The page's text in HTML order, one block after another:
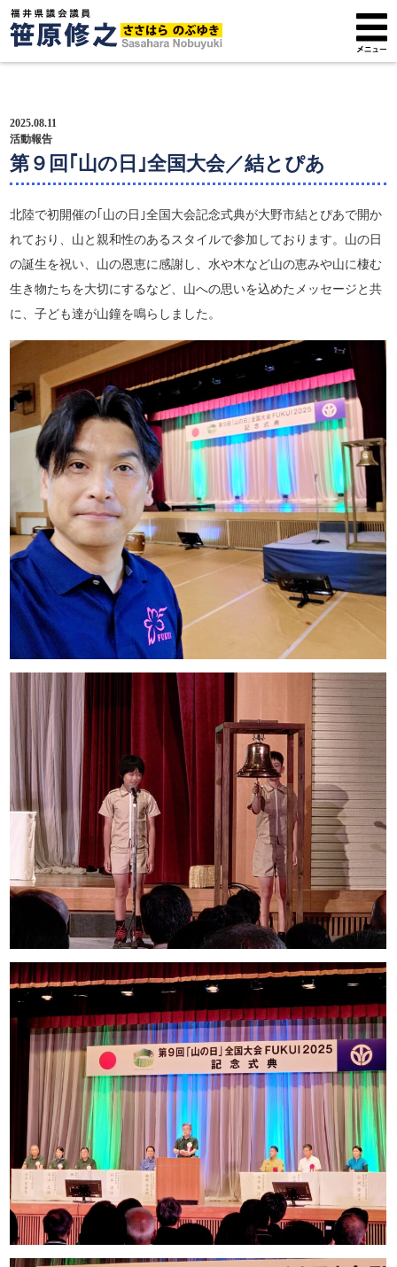
プロフィール
政策方針
活動報告
広報紙
サポーター募集
2025.08.11
活動報告
第９回｢山の日｣全国大会／結とぴあ
北陸で初開催の｢山の日｣全国大会記念式典が大野市結とぴあで開か
れており、山と親和性のあるスタイルで参加しております。山の日
の誕生を祝い、山の恩恵に感謝し、水や木など山の恵みや山に棲む
生き物たちを大切にするなど、山への思いを込めたメッセージと共
に、子ども達が山鐘を鳴らしました。